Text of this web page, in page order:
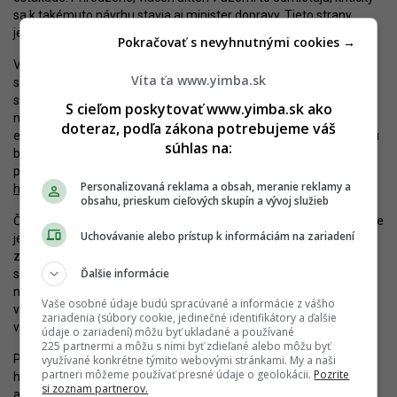
sa k takémuto návrhu stavia ajminister dopravy. Tieto strany
jednoznačne žiadajú plne zapustený variant.
V tejto chvíli je však predčasné špekulovať, kedy by Filiálka mohla
skutočne vzniknúť. ŽSR síce rozbiehajú niekoľko projektov,
súvisiacich s modernizáciou bratislavského železničného uzla, no
nie Filiálku, ktorá by bola v akejkoľvek verzii drahá a s otáznou
efektivitou vynaložených financií. V prípade zapusteného variantu
by sa ale mohla aspoň čiastočne splatiť, pokiaľ by sa tým uvoľnil
priestor na povrchu pre development. V roku 2007 sa skutočne
hovorilo o tom, že povrch bude urbanizovať spoločnosť J&T.
Či je zmluva medzi ŽSR a J&T ešte platná a zámer aktuálny, mi nie
je známe. Takisto sa nemožno vyjadriť ani ku koncepcii prípadnej
zástavby, keďže úvahy o výstavbe sú dosť staré. Územný plán
s ňou však každopádne ráta, keďže na mieste Filiálky je
naplánovaná rozvojová plocha pre výstavbu občianskej
vybavenosti mestského a nadmestského významu aj bývania vo
viacpodlažných budovách.
Priznám sa, že o veľkej komerčnej výstavbe v tomto inak celkom
husto zastavanom území (minimálne medzi Trnavským mýtom
Víta ťa www.yimba.sk
S cieľom poskytovať www.yimba.sk ako
doteraz, podľa zákona potrebujeme váš
súhlas na:
Personalizovaná reklama a obsah, meranie reklamy a
obsahu, prieskum cieľových skupín a vývoj služieb
Uchovávanie alebo prístup k informáciám na zariadení
Ďalšie informácie
Vaše osobné údaje budú spracúvané a informácie z vášho
zariadenia (súbory cookie, jedinečné identifikátory a ďalšie
údaje o zariadení) môžu byť ukladané a používané
225 partnermi a môžu s nimi byť zdieľané alebo môžu byť
využívané konkrétne týmito webovými stránkami. My a naši
partneri môžeme používať presné údaje o geolokácii. Pozrite
si zoznam partnerov.
Pokračovať s nevyhnutnými cookies →